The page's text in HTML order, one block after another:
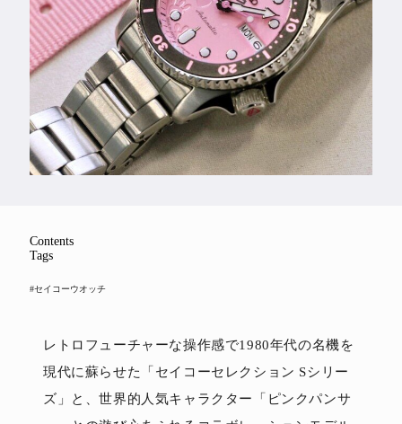
Contents
Tags
#セイコーウオッチ
レトロフューチャーな操作感で1980年代の名機を
現代に蘇らせた「セイコーセレクション Sシリー
ズ」と、世界的人気キャラクター「ピンクパンサ